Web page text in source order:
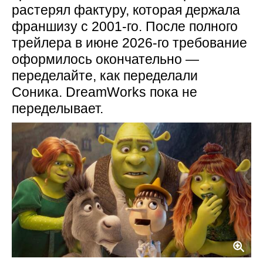
растерял фактуру, которая держала
франшизу с 2001-го. После полного
трейлера в июне 2026-го требование
оформилось окончательно —
переделайте, как переделали
Соника. DreamWorks пока не
переделывает.